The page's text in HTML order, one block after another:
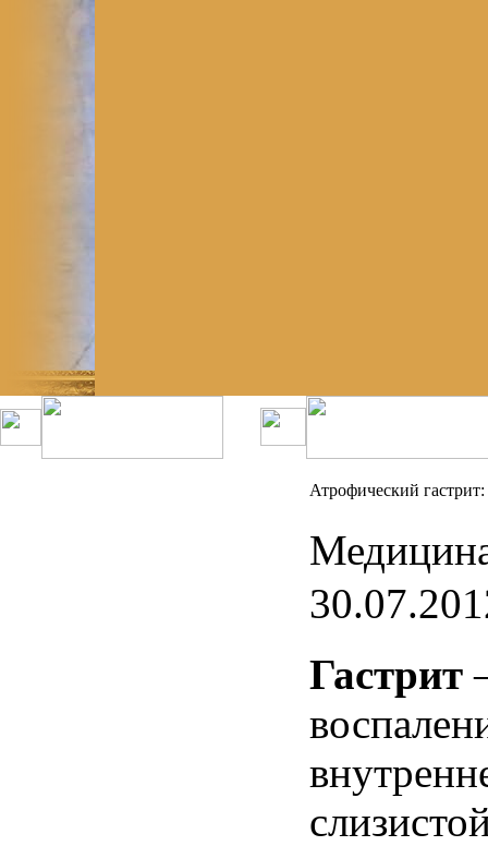
Атрофический
Гастрит